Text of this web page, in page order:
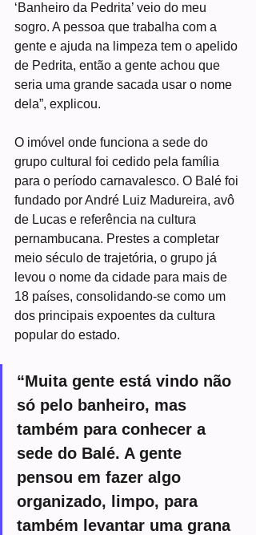
‘Banheiro da Pedrita’ veio do meu
sogro. A pessoa que trabalha com a
gente e ajuda na limpeza tem o apelido
de Pedrita, então a gente achou que
seria uma grande sacada usar o nome
dela”, explicou.
O imóvel onde funciona a sede do
grupo cultural foi cedido pela família
para o período carnavalesco. O Balé foi
fundado por André Luiz Madureira, avô
de Lucas e referência na cultura
pernambucana. Prestes a completar
meio século de trajetória, o grupo já
levou o nome da cidade para mais de
18 países, consolidando-se como um
dos principais expoentes da cultura
popular do estado.
“Muita gente está vindo não
só pelo banheiro, mas
também para conhecer a
sede do Balé. A gente
pensou em fazer algo
organizado, limpo, para
também levantar uma grana